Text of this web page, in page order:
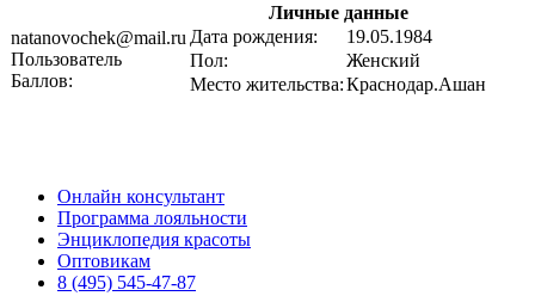
natanovochek@mail.ru
Пользователь
Баллов:
Личные данные
Дата рождения:
19.05.1984
Пол:
Женский
Место жительства:Краснодар.Ашан
Онлайн консультант
Программа лояльности
Энциклопедия красоты
Оптовикам
8 (495) 545-47-87